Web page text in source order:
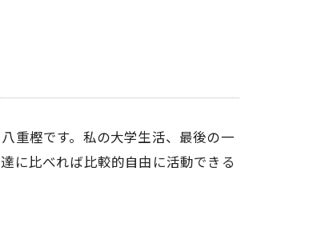
重樫です。私の大学生活、最後の一
に比べれば比較的自由に活動できる